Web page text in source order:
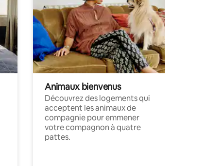
Animaux bienvenus
Découvrez des logements qui
acceptent les animaux de
compagnie pour emmener
votre compagnon à quatre
pattes.